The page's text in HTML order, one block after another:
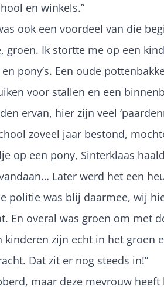
en winkels.”
ook een voordeel van die
groen. Ik stortte me op een
pony’s. Een oude
voor stallen en een
ervan, hier zijn veel
zoveel jaar bestond,
op een pony, Sinterklaas
Later werd het een
politie was blij daarmee, wij
En overal was groen om met
kinderen zijn echt in het groen
Dat zit er nog steeds in!”
maar deze mevrouw heeft